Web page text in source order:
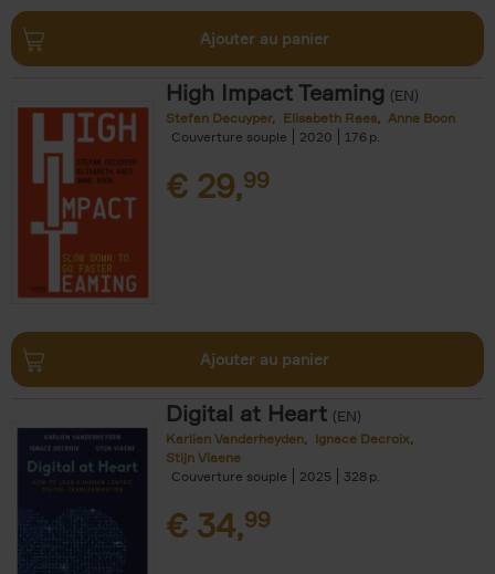
Ajouter au panier
High Impact Teaming (EN)
Stefan Decuyper Elisabeth Raes
Anne Boon
Couverture souple
2020 176
€ 29,99
Ajouter au panier
Digital at Heart (EN)
Karlien Vanderheyden
Ignace Decroix
Stijn Viaene
Couverture souple
2025 328
€ 34,99